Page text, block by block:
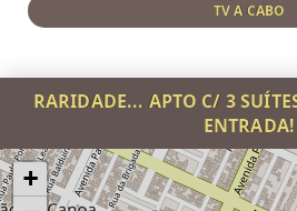
TV A CABO
RARIDADE... APTO C/ 3
ENTRADA!
+